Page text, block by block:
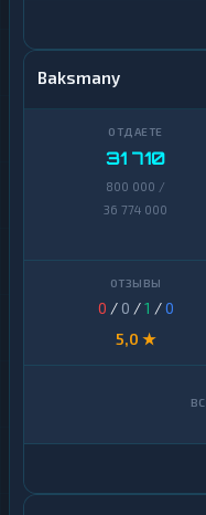
Baksmany
31 710
800 000 /
36 774 000
0 / 0 /1 /0
5,0 ★